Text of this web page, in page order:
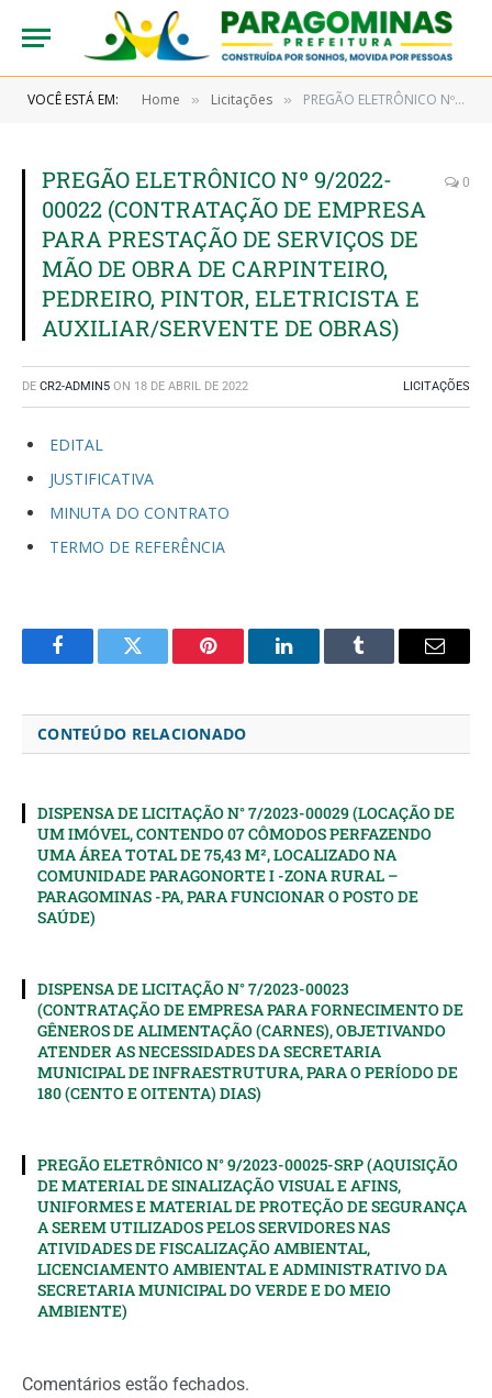
VOCÊ ESTÁ EM: Home » Licitações » PREGÃO ELETRÔNICO Nº 9/2022-00022 (CONTRATAÇÃO DE EMPRESA PARA PRESTAÇÃO DE SERVIÇOS DE MÃO DE OBRA DE CARPINTEIRO, PEDREIRO, PINTOR, ELETRICISTA E AUXILIAR/SERVENTE DE OBRAS)
PREGÃO ELETRÔNICO Nº 9/2022-
00022 (CONTRATAÇÃO DE EMPRESA
PARA PRESTAÇÃO DE SERVIÇOS DE
MÃO DE OBRA DE CARPINTEIRO,
PEDREIRO, PINTOR, ELETRICISTA E
AUXILIAR/SERVENTE DE OBRAS)
0
DE CR2-ADMIN5 ON 18 DE ABRIL DE 2022 LICITAÇÕES
EDITAL
JUSTIFICATIVA
MINUTA DO CONTRATO
TERMO DE REFERÊNCIA
FacebookTwitter Pinterest LinkedInTumblr Email
CONTEÚDO RELACIONADO
DISPENSA DE LICITAÇÃO N° 7/2023-00029 (LOCAÇÃO DE
UM IMÓVEL, CONTENDO 07 CÔMODOS PERFAZENDO
UMA ÁREA TOTAL DE 75,43 M², LOCALIZADO NA
COMUNIDADE PARAGONORTE I -ZONA RURAL –
PARAGOMINAS -PA, PARA FUNCIONAR O POSTO DE
SAÚDE)
DISPENSA DE LICITAÇÃO N° 7/2023-00023
(CONTRATAÇÃO DE EMPRESA PARA FORNECIMENTO DE
GÊNEROS DE ALIMENTAÇÃO (CARNES), OBJETIVANDO
ATENDER AS NECESSIDADES DA SECRETARIA
MUNICIPAL DE INFRAESTRUTURA, PARA O PERÍODO DE
180 (CENTO E OITENTA) DIAS)
PREGÃO ELETRÔNICO N° 9/2023-00025-SRP (AQUISIÇÃO
DE MATERIAL DE SINALIZAÇÃO VISUAL E AFINS,
UNIFORMES E MATERIAL DE PROTEÇÃO DE SEGURANÇA
A SEREM UTILIZADOS PELOS SERVIDORES NAS
ATIVIDADES DE FISCALIZAÇÃO AMBIENTAL,
LICENCIAMENTO AMBIENTAL E ADMINISTRATIVO DA
SECRETARIA MUNICIPAL DO VERDE E DO MEIO
AMBIENTE)
Comentários estão fechados.